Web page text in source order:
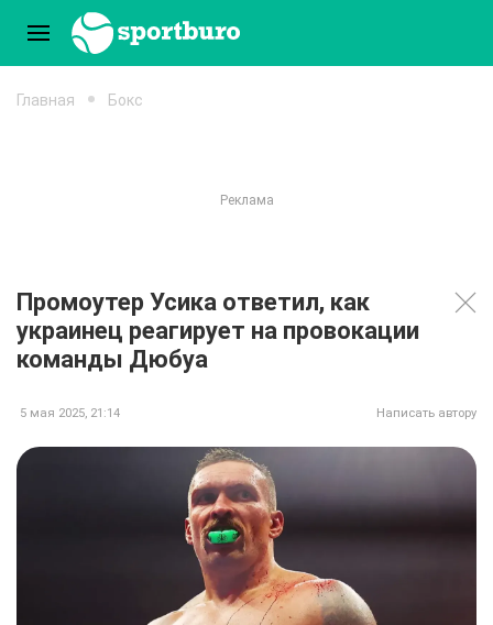
Главная Бокс
Промоутер Усика ответил, как
украинец реагирует на провокации
команды Дюбуа
5 мая 2025, 21:14 Написать автору